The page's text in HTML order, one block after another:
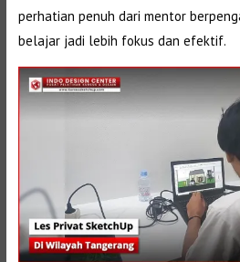
perhatian penuh dari mentor
belajar jadi lebih fokus dan efektif.